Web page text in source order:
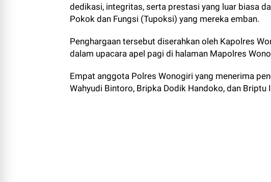
dedikasi, integritas, serta prestasi yang luar biasa
Pokok dan Fungsi (Tupoksi) yang mereka emban.
Penghargaan tersebut diserahkan oleh Kapolres
dalam upacara apel pagi di halaman Mapolres
Empat anggota Polres Wonogiri yang menerima
Wahyudi Bintoro, Bripka Dodik Handoko, dan Briptu